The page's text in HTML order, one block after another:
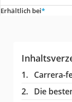
Erhältlich bei*
Carrera-
Die